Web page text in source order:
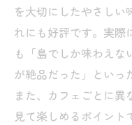
を大切にしたやさしい
れにも好評です。実際
も「島でしか味わえ
が絶品だった」といっ
また、カフェごとに
見て楽しめるポイント